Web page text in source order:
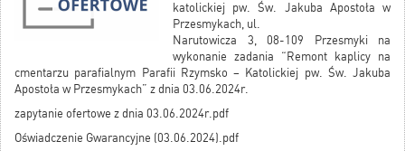
katolickiej pw. Św. Jakuba Apostoła w
Przesmykach, ul.
Narutowicza 3, 08-109 Przesmyki na
wykonanie zadania “Remont kaplicy na
cmentarzu parafialnym Parafii Rzymsko – Katolickiej pw. Św. Jakuba
Apostoła w Przesmykach” z dnia 03.06.2024r.
zapytanie ofertowe z dnia 03.06.2024r.pdf
Oświadczenie Gwarancyjne (03.06.2024).pdf